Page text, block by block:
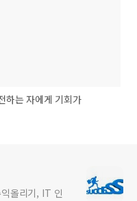
하는 자에게 기회가
올리기, IT 인